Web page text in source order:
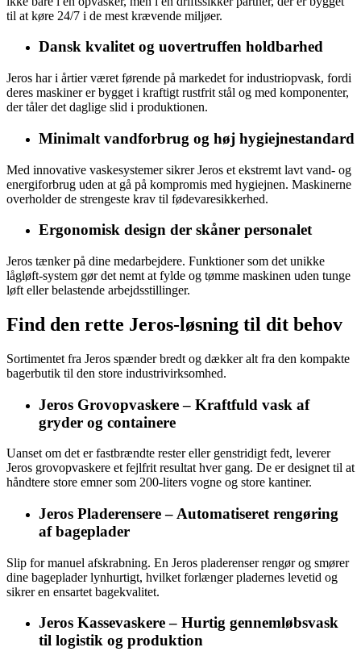
til at køre 24/7 i de mest krævende miljøer.
Dansk kvalitet og uovertruffen holdbarhed
Jeros har i årtier været førende på markedet for industriopvask, fordi
deres maskiner er bygget i kraftigt rustfrit stål og med komponenter,
der tåler det daglige slid i produktionen.
Minimalt vandforbrug og høj hygiejnestandard
Med innovative vaskesystemer sikrer Jeros et ekstremt lavt vand- og
energiforbrug uden at gå på kompromis med hygiejnen. Maskinerne
overholder de strengeste krav til fødevaresikkerhed.
Ergonomisk design der skåner personalet
Jeros tænker på dine medarbejdere. Funktioner som det unikke
lågløft-system gør det nemt at fylde og tømme maskinen uden tunge
løft eller belastende arbejdsstillinger.
Find den rette Jeros-løsning til dit behov
Sortimentet fra Jeros spænder bredt og dækker alt fra den kompakte
bagerbutik til den store industrivirksomhed.
Jeros Grovopvaskere – Kraftfuld vask af
gryder og containere
Uanset om det er fastbrændte rester eller genstridigt fedt, leverer
Jeros grovopvaskere et fejlfrit resultat hver gang. De er designet til at
håndtere store emner som 200-liters vogne og store kantiner.
Jeros Pladerensere – Automatiseret rengøring
af bageplader
Slip for manuel afskrabning. En Jeros pladerenser rengør og smører
dine bageplader lynhurtigt, hvilket forlænger pladernes levetid og
sikrer en ensartet bagekvalitet.
Jeros Kassevaskere – Hurtig gennemløbsvask
til logistik og produktion